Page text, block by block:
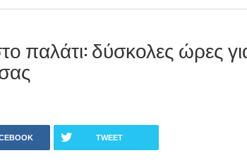
παλάτι: δύσκολες ώρες
TWEET